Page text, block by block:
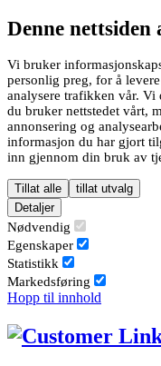
Denne nettsiden
Vi bruker
personlig preg, for å
analysere trafikken vår. Vi
du bruker nettstedet vårt,
annonsering og
informasjon du har gjort
inn gjennom din bruk av
Tillat alle
tillat utvalg
Detaljer
Nødvendig
Egenskaper
Statistikk
Markedsføring
Hopp til innhold